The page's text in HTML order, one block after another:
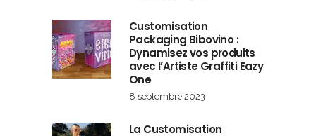
Customisation
Packaging Bibovino :
Dynamisez vos produits
avec l’Artiste Graffiti Eazy
One
8 septembre 2023
La Customisation